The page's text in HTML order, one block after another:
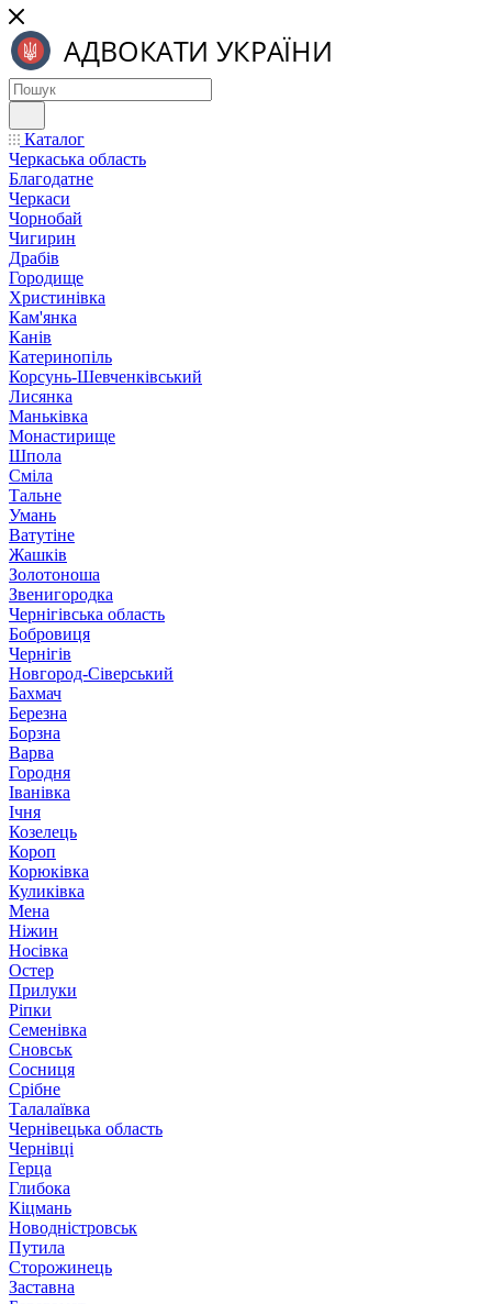
Каталог
Черкаська область
Благодатне
Черкаси
Чорнобай
Чигирин
Драбів
Городище
Христинівка
Кам'янка
Канів
Катеринопіль
Корсунь-Шевченківський
Лисянка
Маньківка
Монастирище
Шпола
Сміла
Тальне
Умань
Ватутіне
Жашків
Золотоноша
Звенигородка
Чернігівська область
Бобровиця
Чернігів
Новгород-Сіверський
Бахмач
Березна
Борзна
Варва
Городня
Іванівка
Ічня
Козелець
Короп
Корюківка
Куликівка
Мена
Ніжин
Носівка
Остер
Прилуки
Ріпки
Семенівка
Сновськ
Сосниця
Срібне
Талалаївка
Чернівецька область
Чернівці
Герца
Глибока
Кіцмань
Новодністровськ
Путила
Сторожинець
Заставна